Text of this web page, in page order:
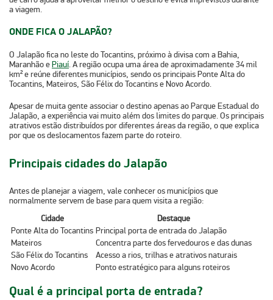
a viagem.
ONDE FICA O JALAPÃO?
O Jalapão fica no leste do Tocantins, próximo à divisa com a Bahia,
Maranhão ePiauí. A região ocupa uma área de aproximadamente34 mil
km²e reúne diferentes municípios, sendo os principaisPonte Alta do
Tocantins, Mateiros, São Félix do Tocantins e Novo Acordo.
Apesar de muita gente associar o destino apenas aoParque Estadual do
Jalapão, a experiência vai muito além dos limites do parque. Os principais
atrativos estão distribuídos por diferentes áreas da região, o que explica
por que os deslocamentos fazem parte do roteiro.
Principais cidades do Jalapão
Antes de planejar a viagem, vale conhecer os municípios que
normalmente servem de base para quem visita a região:
Cidade
Destaque
Ponte Alta do Tocantins Principal porta de entrada do Jalapão
Mateiros
Concentra parte dos fervedouros e das dunas
São Félix do Tocantins
Acesso a rios, trilhas e atrativos naturais
Novo Acordo
Ponto estratégico para alguns roteiros
Qual é a principal porta de entrada?